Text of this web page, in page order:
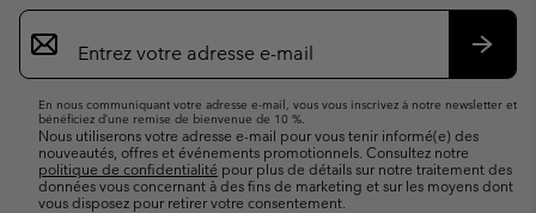
Inscription
par
e-
En nous communiquant votre adresse e-mail, vous vous inscrivez à notre newsletter et
bénéficiez d’une remise de bienvenue de 10 %.
Nous utiliserons votre adresse e-mail pour vous tenir informé(e) des
nouveautés, offres et événements promotionnels. Consultez notre
politique de confidentialité pour plus de détails sur notre traitement des
données vous concernant à des fins de marketing et sur les moyens dont
vous disposez pour retirer votre consentement.